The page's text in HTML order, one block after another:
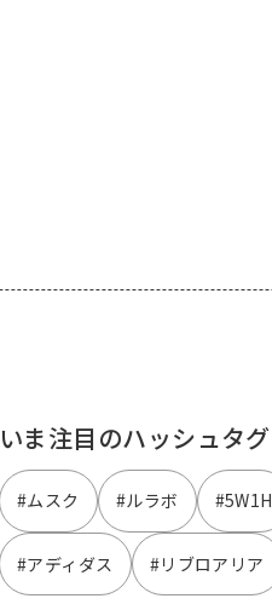
いま注目のハッシュタグ
#ムスク #ルラボ #5W1H
#アディダス #リブロアリア